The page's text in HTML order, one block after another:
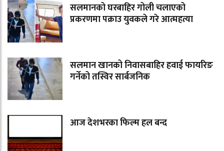
सलमानको घरबाहिर गोली चलाएको
प्रकरणमा पक्राउ युवकले गरे आत्महत्या
सलमान खानको निवासबाहिर हवाई फायरिङ
गर्नेको तस्विर सार्बजनिक
आज देशभरका फिल्म हल बन्द